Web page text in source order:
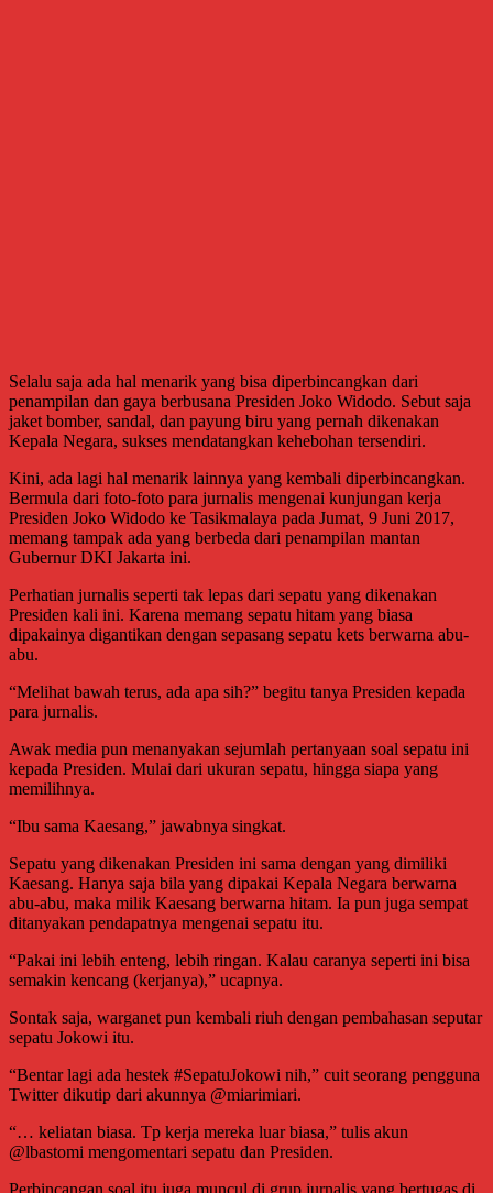
Selalu saja ada hal menarik yang bisa diperbincangkan dari
penampilan dan gaya berbusana Presiden Joko Widodo. Sebut saja
jaket bomber, sandal, dan payung biru yang pernah dikenakan
Kepala Negara, sukses mendatangkan kehebohan tersendiri.
Kini, ada lagi hal menarik lainnya yang kembali diperbincangkan.
Bermula dari foto-foto para jurnalis mengenai kunjungan kerja
Presiden Joko Widodo ke Tasikmalaya pada Jumat, 9 Juni 2017,
memang tampak ada yang berbeda dari penampilan mantan
Gubernur DKI Jakarta ini.
Perhatian jurnalis seperti tak lepas dari sepatu yang dikenakan
Presiden kali ini. Karena memang sepatu hitam yang biasa
dipakainya digantikan dengan sepasang sepatu kets berwarna abu-
abu.
“Melihat bawah terus, ada apa sih?” begitu tanya Presiden kepada
para jurnalis.
Awak media pun menanyakan sejumlah pertanyaan soal sepatu ini
kepada Presiden. Mulai dari ukuran sepatu, hingga siapa yang
memilihnya.
“Ibu sama Kaesang,” jawabnya singkat.
Sepatu yang dikenakan Presiden ini sama dengan yang dimiliki
Kaesang. Hanya saja bila yang dipakai Kepala Negara berwarna
abu-abu, maka milik Kaesang berwarna hitam. Ia pun juga sempat
ditanyakan pendapatnya mengenai sepatu itu.
“Pakai ini lebih enteng, lebih ringan. Kalau caranya seperti ini bisa
semakin kencang (kerjanya),” ucapnya.
Sontak saja, warganet pun kembali riuh dengan pembahasan seputar
sepatu Jokowi itu.
“Bentar lagi ada hestek #SepatuJokowi nih,” cuit seorang pengguna
Twitter dikutip dari akunnya @miarimiari.
“… keliatan biasa. Tp kerja mereka luar biasa,” tulis akun
@lbastomi mengomentari sepatu dan Presiden.
Perbincangan soal itu juga muncul di grup jurnalis yang bertugas di